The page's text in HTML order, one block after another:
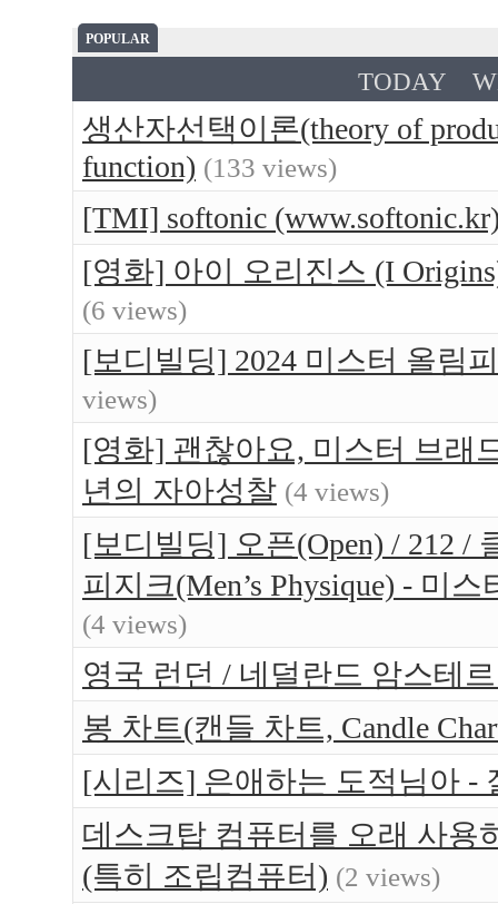
POPULAR
TODAY
생산자선택이론(theory of
function) (133 views)
[TMI] softonic
[영화] 아이 오리진스 (I
(6 views)
[보디빌딩] 2024 미스터 올림
views)
[영화] 괜찮아요, 미스터 브래
년의 자아성찰 (4 views)
[보디빌딩] 오픈(Open) / 212 /
피지크(Men’s Physique) - 미
(4 views)
영국 런던 / 네덜란드 암스테
봉 차트(캔들 차트, Candle
[시리즈] 은애하는 도적님아 -
데스크탑 컴퓨터를 오래 사용
(특히 조립컴퓨터) (2 views)